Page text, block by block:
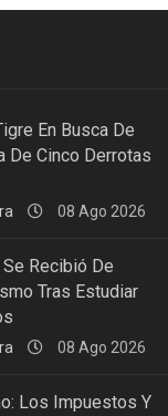
En Busca De
De Cinco Derrotas
08 Ago 2026
Recibió De
Tras Estudiar
08 Ago 2026
Los Impuestos Y